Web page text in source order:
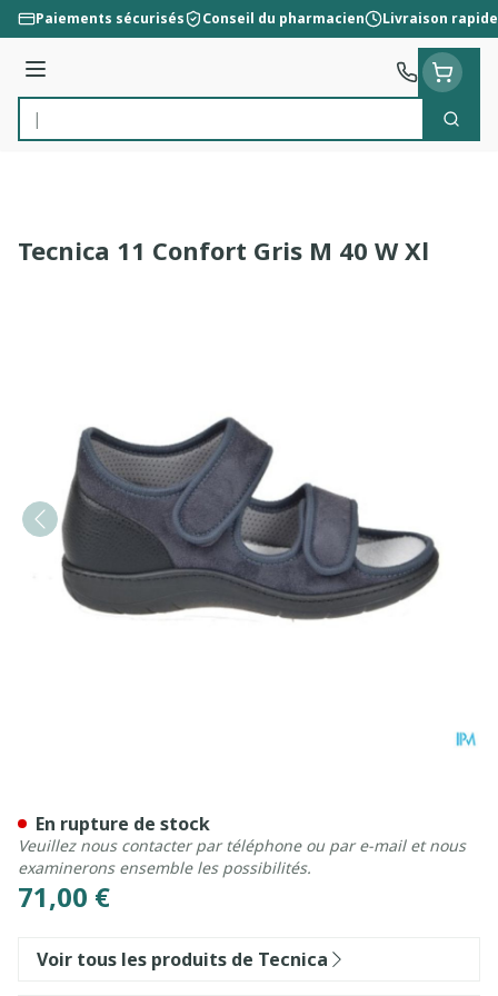
Aller au contenu
Paiements sécurisés Conseil du pharmacien Livraison rapide
Menu
Rechercher
Tecnica 11 Confort Gris M 40 W Xl
71,00 €
En rupture de stock
Veuillez nous contacter par téléphone ou par e-mail et nous
examinerons ensemble les possibilités.
Voir tous les produits de Tecnica